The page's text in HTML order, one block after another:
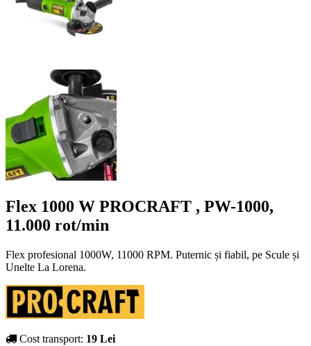
Flex 1000 W PROCRAFT , PW-1000,
11.000 rot/min
Flex profesional 1000W, 11000 RPM. Puternic și fiabil, pe Scule și
Unelte La Lorena.
Cost transport: 19 Lei